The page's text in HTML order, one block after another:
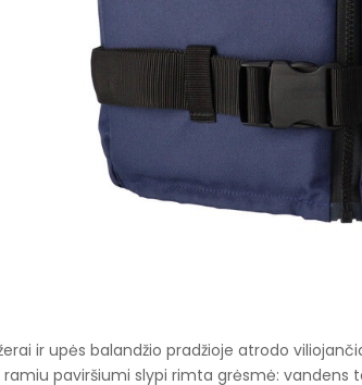
ir upės balandžio pradžioje atrodo
paviršiumi slypi rimta grėsmė: vandens